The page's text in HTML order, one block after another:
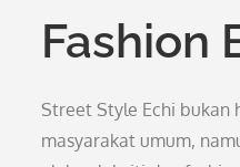
Fashion
Street Style Echi bukan
masyarakat umum,